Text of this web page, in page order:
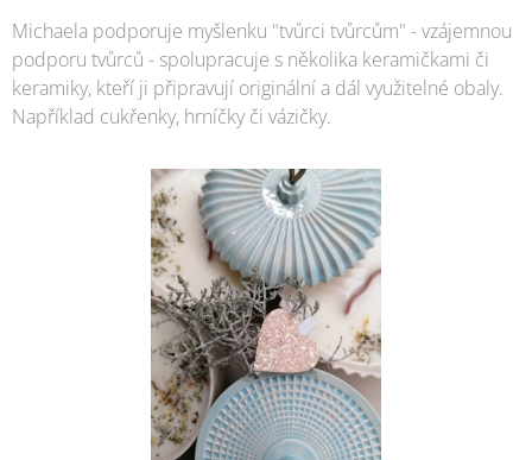
Michaela podporuje myšlenku "tvůrci tvůrcům" - vzájemnou
podporu tvůrců - spolupracuje s několika keramičkami či
keramiky, kteří ji připravují originální a dál využitelné obaly.
Například cukřenky, hrníčky či vázičky.